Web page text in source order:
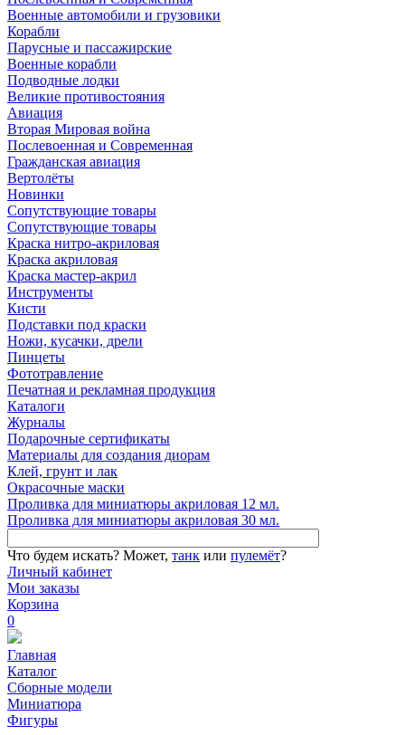
Военные автомобили и грузовики
Корабли
Парусные и пассажирские
Военные корабли
Подводные лодки
Великие противостояния
Авиация
Вторая Мировая война
Послевоенная и Современная
Гражданская авиация
Вертолёты
Новинки
Сопутствующие товары
Сопутствующие товары
Краска нитро-акриловая
Краска акриловая
Краска мастер-акрил
Инструменты
Кисти
Подставки под краски
Ножи, кусачки, дрели
Пинцеты
Фототравление
Печатная и рекламная продукция
Каталоги
Журналы
Подарочные сертификаты
Материалы для создания диорам
Клей, грунт и лак
Окрасочные маски
Проливка для миниатюры акриловая 12 мл.
Проливка для миниатюры акриловая 30 мл.
Что будем искать? Может, танк или пулемёт?
Личный кабинет
Мои заказы
Корзина
0
Главная
Каталог
Сборные модели
Миниатюра
Фигуры